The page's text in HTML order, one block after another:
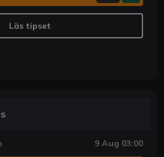
Läs tipset
9 Aug 03:00